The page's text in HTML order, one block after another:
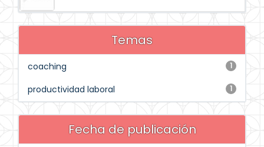
Temas
1
coaching
1
productividad laboral
Fecha de publicación